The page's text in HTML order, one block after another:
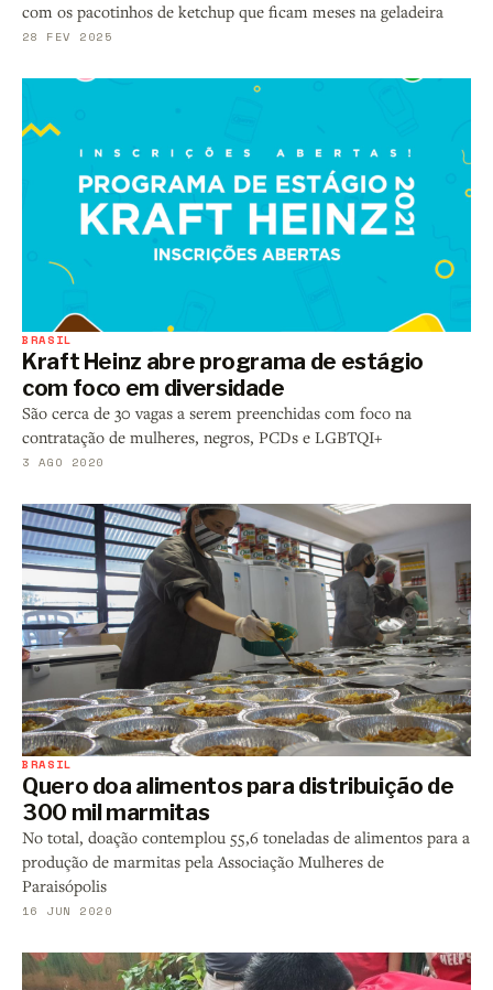
com os pacotinhos de ketchup que ficam meses na geladeira
28 FEV 2025
BRASIL
Kraft Heinz abre programa de estágio
com foco em diversidade
São cerca de 30 vagas a serem preenchidas com foco na
contratação de mulheres, negros, PCDs e LGBTQI+
3 AGO 2020
BRASIL
Quero doa alimentos para distribuição de
300 mil marmitas
No total, doação contemplou 55,6 toneladas de alimentos para a
produção de marmitas pela Associação Mulheres de
Paraisópolis
16 JUN 2020